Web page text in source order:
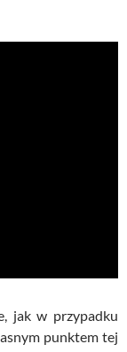
jak w przypadku
punktem tej